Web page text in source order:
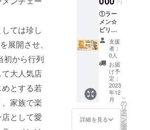
ては珍し
展開させ、
初から行列
大人気店
とする若
家族で楽
として愛
風調味
料、に
んに
く、ね
ぎ／調
味料
（アミ
ノ酸
等）、
（一部
に小
麦・大
豆・豚
肉を含
む） 内
容量：
容量：
155g（
めん：
90g、
スー
プ：
65g）
賞味期
限：製
造日よ
り180日
保存方
法：直
光、高
調味料
（アミ
ノ酸
等）、
アル
コー
ル、か
んす
い、カ
ラメル
色素、
クチナ
シ色
粘多糖
む） 内
容量：
65g 賞
味期
限：製
造日よ
り180日
保存方
法：直
射日
光、高
温多湿
を避け
て保存
してく
ケージ
サイ
ズ：
W140×
H190×
D30mm
（1袋）
◎食品
表示 原
材料
名： め
ん（小
麦粉
（国内
製
①ラー
メン☆
ビリー
（G系醤
油味）
20袋 ②
国産厚
切り
チャー
シュー
20個 ③
お礼の
手紙 ④
ビリー
が支援
支援
者：
0人
お届
け予
定：
2023
年12
月
詳細を見る
こ
の
リ
タ
ー
ン
を
選